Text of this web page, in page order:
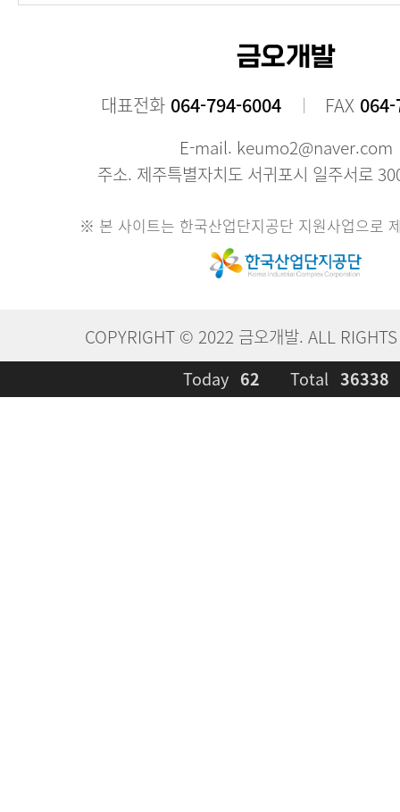
대표전화 064-794-6004 FAX
E-mail. keumo2@naver.com
주소. 제주특별자치도 서귀포시 일주서로
※ 본 사이트는 한국산업단지공단 지원사업으로
COPYRIGHT © 2022 금오개발. ALL
Today 62 Total 36338